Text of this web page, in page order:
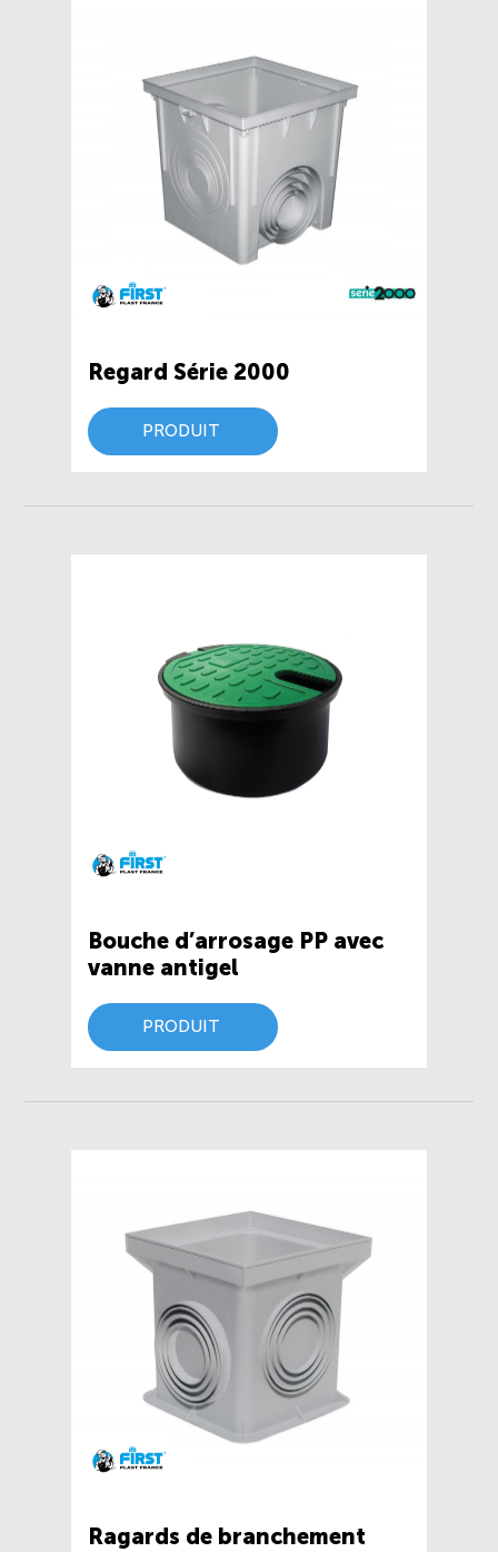
Regard Série 2000
PRODUIT
Bouche d’arrosage PP avec
vanne antigel
PRODUIT
Ragards de branchement